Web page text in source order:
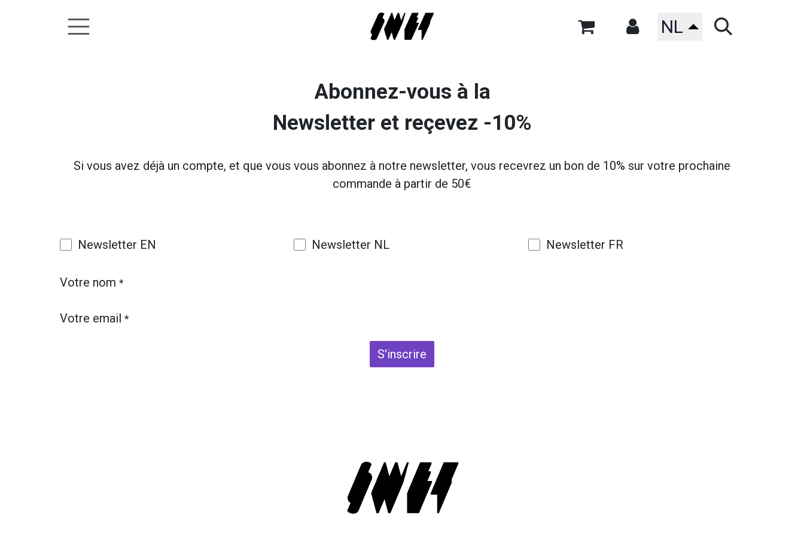
NL
Abonnez-vous à la
Newsletter et reçevez -10%
Si vous avez déjà un compte, et que vous vous abonnez à notre newsletter, vous recevrez un bon de 10% sur votre prochaine
commande à partir de 50€
Newsletter EN Newsletter NL Newsletter FR
Votre nom *
Votre email *
S'inscrire